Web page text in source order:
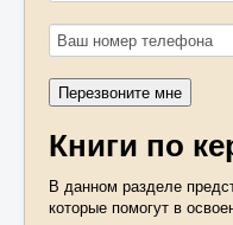
Книги по
В данном разделе
которые помогут в